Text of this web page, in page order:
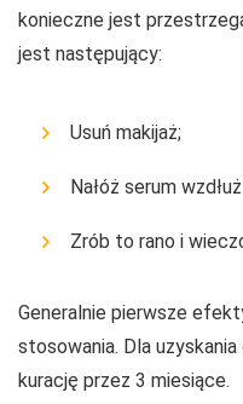
konieczne jest
jest następujący:
Usuń makijaż;
Nałóż serum
Zrób to rano i
Generalnie pierwsze
stosowania. Dla
kurację przez 3 miesiące.